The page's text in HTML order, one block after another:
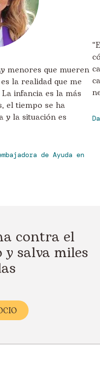
menores que mueren
la realidad que me
infancia es la más
el tiempo se ha
y la situación es
de Ayuda en
contra el
salva miles
O